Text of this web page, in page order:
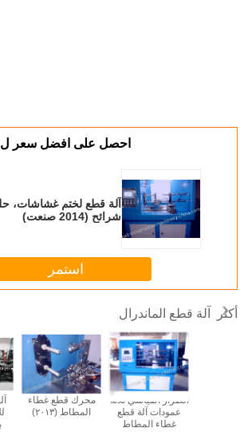
احصل على افضل سعر ل
شرائح (2014 صنعت)
استمر
أكثر آلة قطع الماندرال
محرك قطع غطاء
المطاط (٢٠١٣)
الطراز القياسي ثلاثة
عمودات آلة قطع
غطاء المطاط